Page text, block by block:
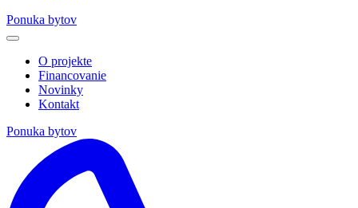
Ponuka bytov
O projekte
Financovanie
Novinky
Kontakt
Ponuka bytov